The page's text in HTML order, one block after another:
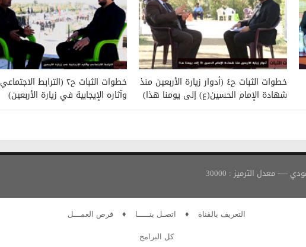
خطوات الثبات ح٤ (أدوار زيارة الأربعين منذ
شهادة الإمام الحسين(ع) إلى يومنا هذا)
خطوات الثبات ح٢ (الترابط الاجتماعي
وآثاره الإيجابية في زيارة الأربعين)
التعريف بالقناة ♦ اتصـل بنـــــا ♦ فرص العمـــل
كل البرامج